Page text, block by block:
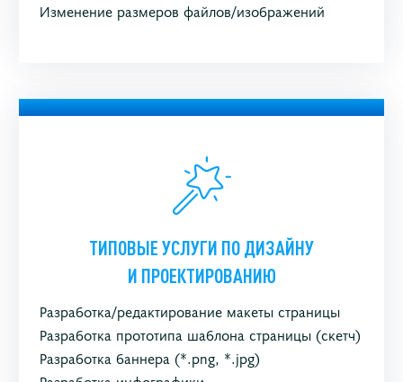
ТИПОВЫЕ УСЛУГИ ПО ДИЗАЙНУ
И ПРОЕКТИРОВАНИЮ
Разработка/редактирование макеты страницы
Разработка прототипа шаблона страницы (скетч)
Разработка баннера (*.png, *.jpg)
Изменение размеров файлов/изображений